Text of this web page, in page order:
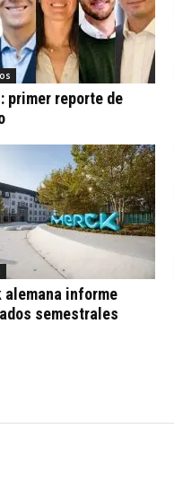
primer reporte de
alemana informe
semestrales